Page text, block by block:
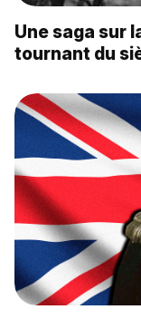
Une saga sur
tournant du